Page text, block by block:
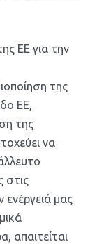
ΕΕ για την
της
ΕΕ,
της
να
στις
ενέργειά μας
απαιτείται